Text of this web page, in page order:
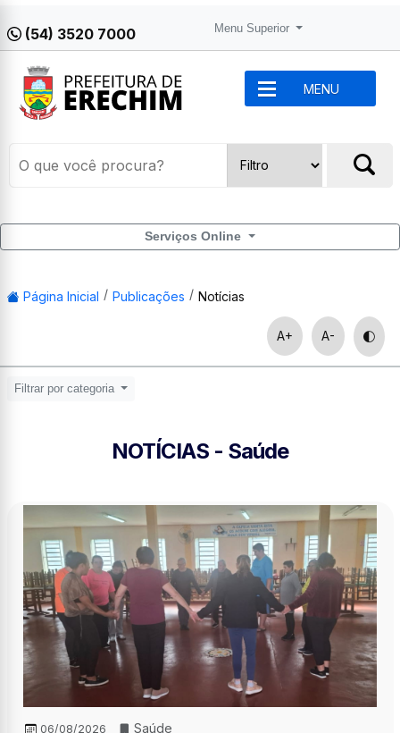
(54) 3520 7000 Menu Superior
MENU
Serviços Online
Página Inicial Publicações Notícias
A+ A-
Filtrar por categoria
NOTÍCIAS - Saúde
06/08/2026 Saúde